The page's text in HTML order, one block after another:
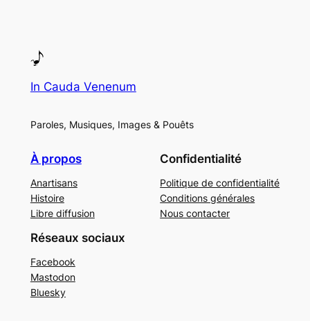
In Cauda Venenum
Paroles, Musiques, Images & Pouêts
À propos
Anartisans
Histoire
Libre diffusion
Confidentialité
Politique de confidentialité
Conditions générales
Nous contacter
Réseaux sociaux
Facebook
Mastodon
Bluesky